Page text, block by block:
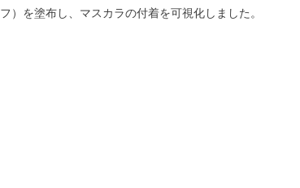
を塗布し、マスカラの付着を可視化しました。